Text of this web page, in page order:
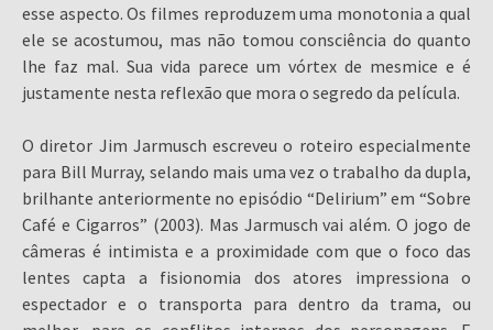
esse aspecto. Os filmes reproduzem uma monotonia a qual
ele se acostumou, mas não tomou consciência do quanto
lhe faz mal. Sua vida parece um vórtex de mesmice e é
justamente nesta reflexão que mora o segredo da película.
O diretor Jim Jarmusch escreveu o roteiro especialmente
para Bill Murray, selando mais uma vez o trabalho da dupla,
brilhante anteriormente no episódio “Delirium” em “Sobre
Café e Cigarros” (2003). Mas Jarmusch vai além. O jogo de
câmeras é intimista e a proximidade com que o foco das
lentes capta a fisionomia dos atores impressiona o
espectador e o transporta para dentro da trama, ou